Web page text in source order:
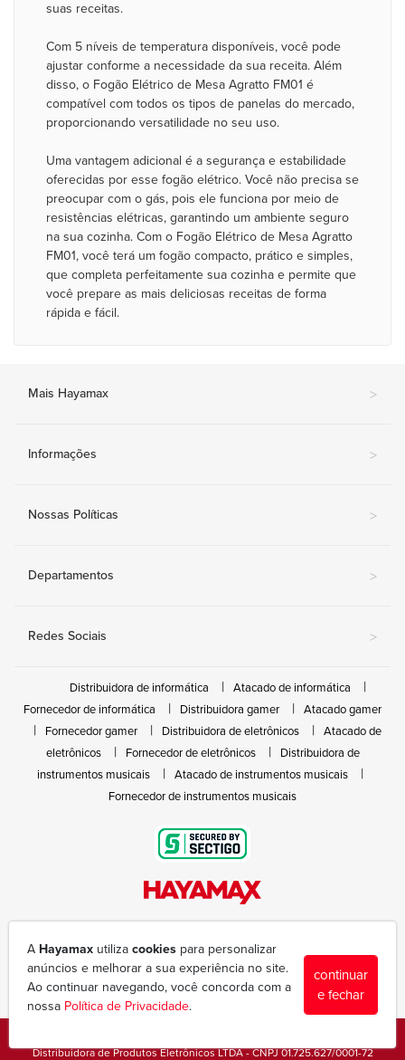
suas receitas.
Com 5 níveis de temperatura disponíveis, você pode
ajustar conforme a necessidade da sua receita. Além
disso, o Fogão Elétrico de Mesa Agratto FM01 é
compatível com todos os tipos de panelas do mercado,
proporcionando versatilidade no seu uso.
Uma vantagem adicional é a segurança e estabilidade
oferecidas por esse fogão elétrico. Você não precisa se
preocupar com o gás, pois ele funciona por meio de
resistências elétricas, garantindo um ambiente seguro
na sua cozinha. Com o Fogão Elétrico de Mesa Agratto
FM01, você terá um fogão compacto, prático e simples,
que completa perfeitamente sua cozinha e permite que
você prepare as mais deliciosas receitas de forma
rápida e fácil.
Mais Hayamax >
Informações >
Nossas Políticas >
Departamentos >
Redes Sociais >
Distribuidora de informática
Atacado de informática
Fornecedor de informática
Distribuidora gamer
Atacado gamer
Fornecedor gamer
Distribuidora de eletrônicos
Atacado de
eletrônicos
Fornecedor de eletrônicos
Distribuidora de
instrumentos musicais
Atacado de instrumentos musicais
Fornecedor de instrumentos musicais
(43) 3377-6600
hayamax@hayamax.com.br
Segunda à sexta das 8:00 às 18:00
Distribuidora de Produtos Eletrônicos LTDA - CNPJ 01.725.627/0001-72
A Hayamax utiliza cookies para personalizar
anúncios e melhorar a sua experiência no site.
Ao continuar navegando, você concorda com a
nossa Política de Privacidade.
continuar
e fechar